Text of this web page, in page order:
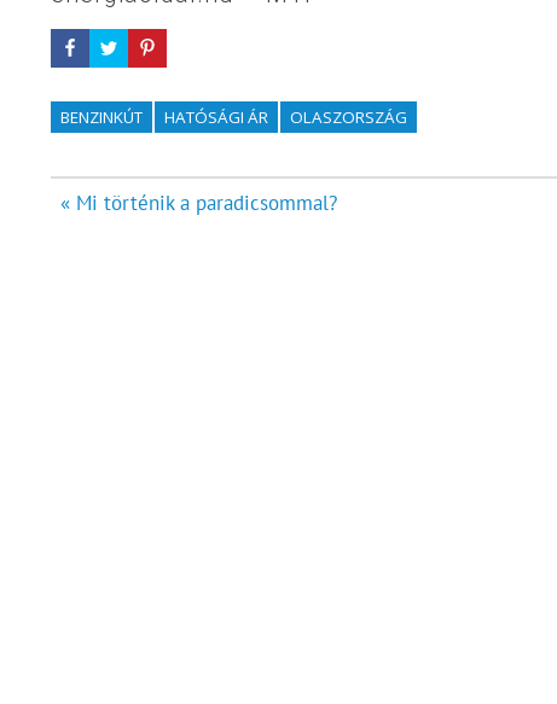
BENZINKÚT HATÓSÁGI ÁR OLASZORSZÁG
Bejegyzés
« Mi történik a paradicsommal?